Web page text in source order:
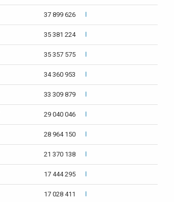
37 899 626
35 381 224
35 357 575
34 360 953
33 309 879
29 040 046
28 964 150
21 370 138
17 444 295
17 028 411